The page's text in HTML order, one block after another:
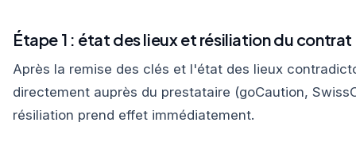
Étape 1 : état des lieux et résiliation du contrat
Après la remise des clés et l'état des lieux
directement auprès du prestataire (goCaution,
résiliation prend effet immédiatement.